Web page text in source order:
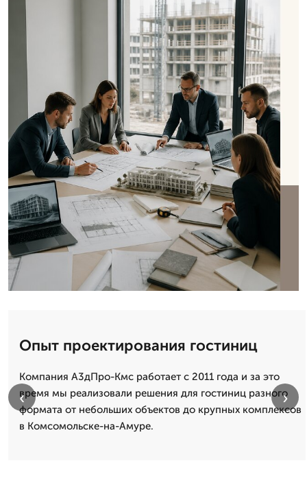
Опыт проектирования гостиниц
Компания А3дПро-Кмс работает с 2011 года и за это
время мы реализовали решения для гостиниц разного
формата от небольших объектов до крупных комплексов
в Комсомольске-на-Амуре.
‹ ›